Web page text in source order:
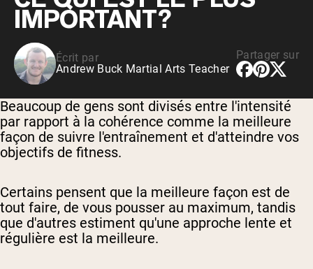
IMPORTANT?
Écrit par
Andrew Buck Martial Arts Teacher
Partager sur
Beaucoup de gens sont divisés entre l'intensité
par rapport à la cohérence comme la meilleure
façon de suivre l'entraînement et d'atteindre vos
objectifs de fitness.
Certains pensent que la meilleure façon est de
tout faire, de vous pousser au maximum, tandis
que d'autres estiment qu'une approche lente et
régulière est la meilleure.